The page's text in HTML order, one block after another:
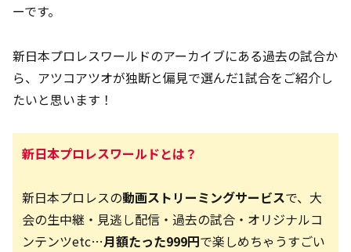
ーです。
新日本プロレスワールドのアーカイブにある過去の試合か
ら、アツコアツオが独断と偏見で選んだ1試合をご紹介し
たいと思います！
新日本プロレスワールドとは？
新日本プロレスの動画ストリーミングサービスで、大
会の生中継・見逃し配信・過去の試合・オリジナルコ
ンテンツetc…月額たった999円で楽しめちゃうすごい